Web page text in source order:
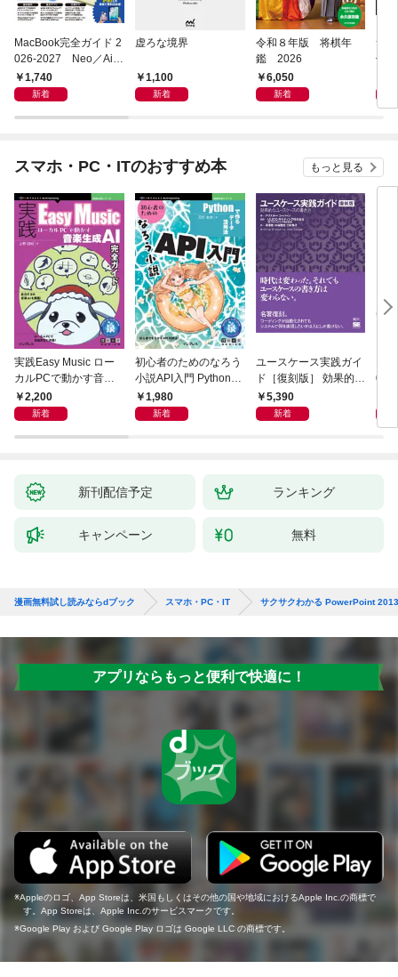
MacBook完全ガイド 2
026-2027 Neo／Air
／Pro対応
1,740
新着
虚ろな境界
1,100
新着
令和８年版 将棋年
鑑 2026
6,050
新着
つ
像
スマホ・PC・ITのおすすめ本 もっと見る
実践Easy Music ロー
カルPCで動かす音楽
生成AI完全ガイド
2,200
新着
初心者のためのなろう
小説API入門 Pythonで
作るデータ活用法
1,980
新着
ユースケース実践ガイ
ド［復刻版］ 効果的な
ユースケースの書き方
5,390
新着
新刊配信予定 ランキング
キャンペーン 無料
漫画無料試し読みならdブック スマホ・PC・IT サクサクわかる PowerPoint 2013
アプリならもっと便利で快適に！
Appleのロゴ、App Storeは、米国もしくはその他の国や地域におけるApple Inc.の商標で
す。App Storeは、Apple Inc.のサービスマークです。
Google Play および Google Play ロゴは Google LLC の商標です。